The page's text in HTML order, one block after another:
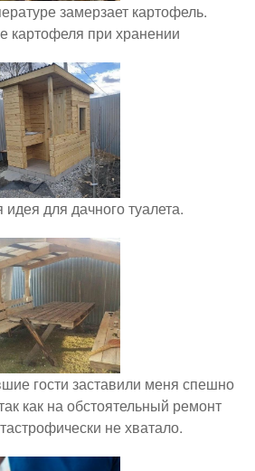
замерзает картофель.
картофеля при хранении
для дачного туалета.
гости заставили меня спешно
как на обстоятельный ремонт
не хватало.